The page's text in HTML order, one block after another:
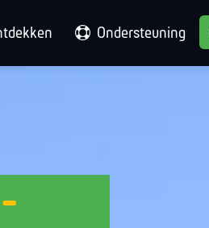
Ondersteuning